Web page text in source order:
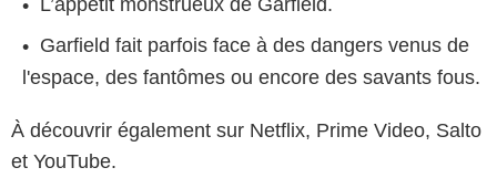
Garfield fait parfois face à des dangers venus de
l'espace, des fantômes ou encore des savants fous.
À découvrir également sur Netflix, Prime Video, Salto
et YouTube.